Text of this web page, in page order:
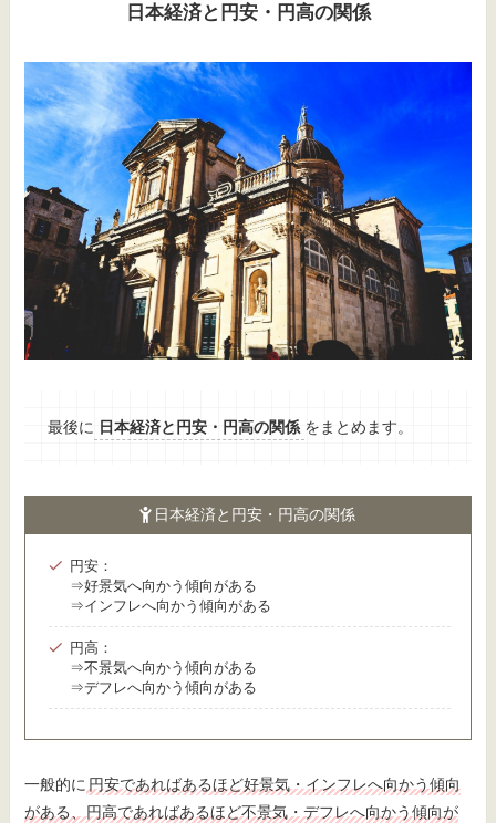
日本経済と円安・円高の関係
最後に 日本経済と円安・円高の関係 をまとめます。
日本経済と円安・円高の関係
円安：
⇒好景気へ向かう傾向がある
⇒インフレへ向かう傾向がある
円高：
⇒不景気へ向かう傾向がある
⇒デフレへ向かう傾向がある
一般的に 円安であればあるほど好景気・インフレへ向かう傾向
がある、円高であればあるほど不景気・デフレへ向かう傾向が